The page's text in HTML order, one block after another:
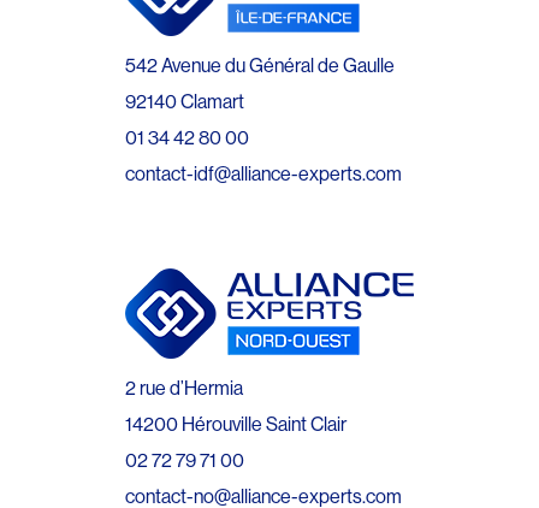
542 Avenue du Général de Gaulle
92140 Clamart
01 34 42 80 00
contact-idf@alliance-experts.com
2 rue d’Hermia
14200 Hérouville Saint Clair
02 72 79 71 00
contact-no@alliance-experts.com